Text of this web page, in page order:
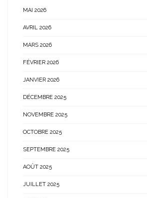
MAI 2026
AVRIL 2026
MARS 2026
FÉVRIER 2026
JANVIER 2026
DÉCEMBRE 2025
NOVEMBRE 2025
OCTOBRE 2025
SEPTEMBRE 2025
AOÛT 2025
JUILLET 2025